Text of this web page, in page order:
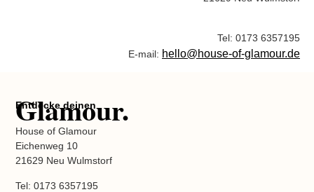
Tel: 0173 6357195
E-mail: hello@house-of-glamour.de
Entdecke deinen
Glamour.
House of Glamour
Eichenweg 10
21629 Neu Wulmstorf
Tel: 0173 6357195